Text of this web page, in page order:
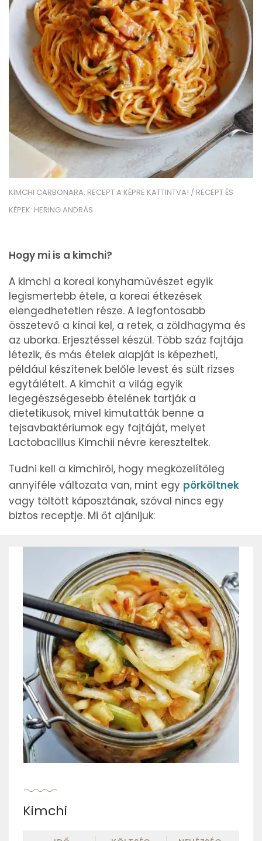
KIMCHI CARBONARA, RECEPT A KÉPRE KATTINTVA! / RECEPT ÉS
KÉPEK: HERING ANDRÁS
Hogy mi is a kimchi?
A kimchi a koreai konyhaművészet egyik
legismertebb étele, a koreai étkezések
elengedhetetlen része. A legfontosabb
összetevő a kínai kel, a retek, a zöldhagyma és
az uborka. Erjesztéssel készül. Több száz fajtája
létezik, és más ételek alapját is képezheti,
például készítenek belőle levest és sült rizses
egytálételt. A kimchit a világ egyik
legegészségesebb ételének tartják a
dietetikusok, mivel kimutatták benne a
tejsavbaktériumok egy fajtáját, melyet
Lactobacillus Kimchii névre kereszteltek.
Tudni kell a kimchiről, hogy megközelítőleg
annyiféle változata van, mint egy pörköltnek
vagy töltött káposztának, szóval nincs egy
biztos receptje. Mi őt ajánljuk:
Kimchi